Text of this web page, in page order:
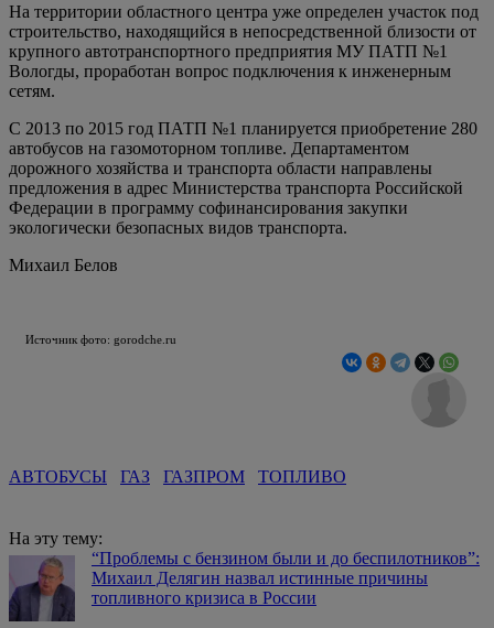
На территории областного центра уже определен участок под
строительство, находящийся в непосредственной близости от
крупного автотранспортного предприятия МУ ПАТП №1
Вологды, проработан вопрос подключения к инженерным
сетям.
С 2013 по 2015 год ПАТП №1 планируется приобретение 280
автобусов на газомоторном топливе. Департаментом
дорожного хозяйства и транспорта области направлены
предложения в адрес Министерства транспорта Российской
Федерации в программу софинансирования закупки
экологически безопасных видов транспорта.
Михаил Белов
Источник фото: gorodche.ru
АВТОБУСЫ ГАЗ ГАЗПРОМ ТОПЛИВО
На эту тему:
“Проблемы с бензином были и до беспилотников”:
Михаил Делягин назвал истинные причины
топливного кризиса в России